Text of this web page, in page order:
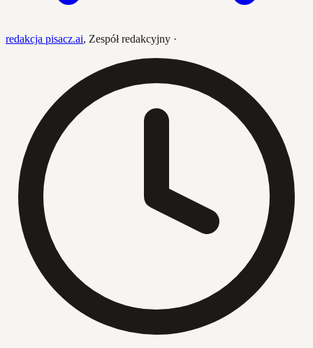
redakcja pisacz.ai, Zespół redakcyjny ·